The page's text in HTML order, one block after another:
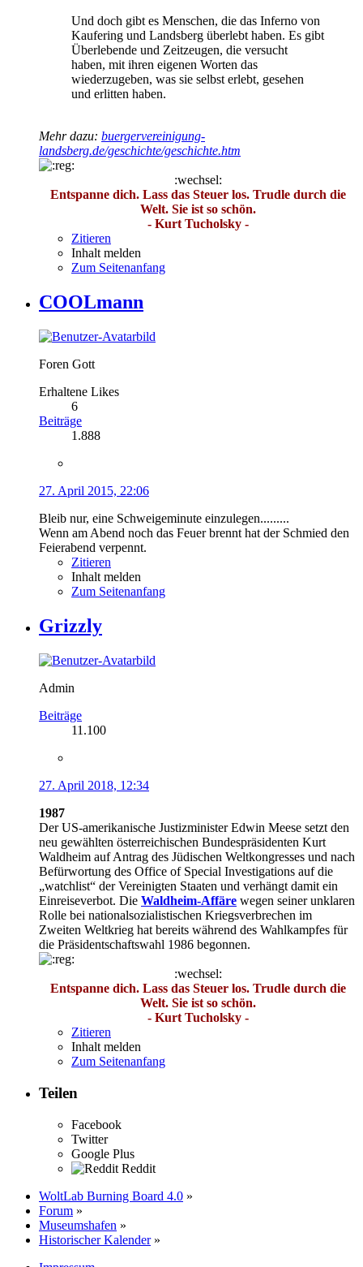
Und doch gibt es Menschen, die das Inferno von
Kaufering und Landsberg überlebt haben. Es gibt
Überlebende und Zeitzeugen, die versucht
haben, mit ihren eigenen Worten das
wiederzugeben, was sie selbst erlebt, gesehen
und erlitten haben.
Mehr dazu: buergervereinigung-
landsberg.de/geschichte/geschichte.htm
:wechsel:
Entspanne dich. Lass das Steuer los. Trudle durch die
Welt. Sie ist so schön.
- Kurt Tucholsky -
Zitieren
Inhalt melden
Zum Seitenanfang
COOLmann
Foren Gott
Erhaltene Likes
6
Beiträge
1.888
27. April 2015, 22:06
Bleib nur, eine Schweigeminute einzulegen.........
Wenn am Abend noch das Feuer brennt hat der Schmied den
Feierabend verpennt.
Zitieren
Inhalt melden
Zum Seitenanfang
Grizzly
Admin
Beiträge
11.100
27. April 2018, 12:34
1987
Der US-amerikanische Justizminister Edwin Meese setzt den
neu gewählten österreichischen Bundespräsidenten Kurt
Waldheim auf Antrag des Jüdischen Weltkongresses und nach
Befürwortung des Office of Special Investigations auf die
„watchlist“ der Vereinigten Staaten und verhängt damit ein
Einreiseverbot. Die Waldheim-Affäre wegen seiner unklaren
Rolle bei nationalsozialistischen Kriegsverbrechen im
Zweiten Weltkrieg hat bereits während des Wahlkampfes für
die Präsidentschaftswahl 1986 begonnen.
:wechsel:
Entspanne dich. Lass das Steuer los. Trudle durch die
Welt. Sie ist so schön.
- Kurt Tucholsky -
Zitieren
Inhalt melden
Zum Seitenanfang
Teilen
Facebook
Twitter
Google Plus
Reddit
WoltLab Burning Board 4.0 »
Forum »
Museumshafen »
Historischer Kalender »